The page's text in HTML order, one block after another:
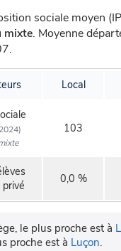
sociale moyen
mixte. Moyenne
Local
103
0,0 %
le plus proche est à
proche est à Luçon.